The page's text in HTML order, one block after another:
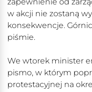
w akcji nie zostaną
konsekwencje.
piśmie.
We wtorek minister
pismo, w którym
protestacyjnej na